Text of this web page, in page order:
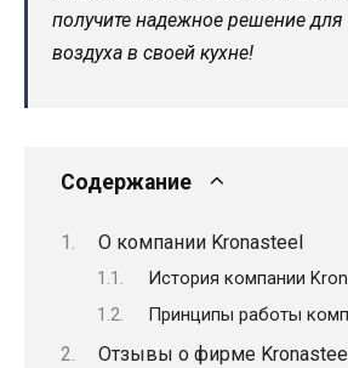
получите надежное решение
воздуха в своей кухне!
Содержание
О компании Kronasteel
История компании
Принципы работы
Отзывы о фирме Kronasteel